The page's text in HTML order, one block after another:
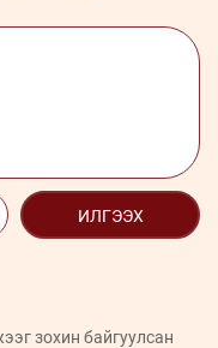
ИЛГЭЭХ
зохин байгуулсан